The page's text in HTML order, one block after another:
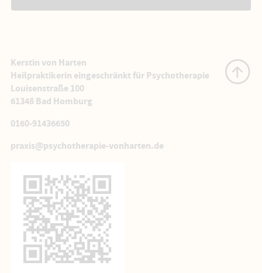
Kerstin von Harten
Heilpraktikerin eingeschränkt für Psychotherapie
Louisenstraße 100
61348 Bad Homburg
0160-91436650
praxis@psychotherapie-vonharten.de